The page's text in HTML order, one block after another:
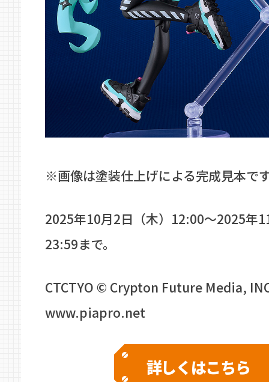
※画像は塗装仕上げによる完成見本で
2025年10月2日（木）12:00～2025年
23:59まで。
CTCTYO © Crypton Future Media,
www.piapro.net
詳しくはこちら